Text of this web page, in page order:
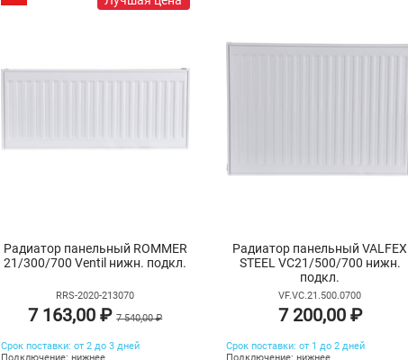
Радиатор панельный ROMMER
21/300/700 Ventil нижн. подкл.
RRS-2020-213070
7 163,00 ₽7 540,00 ₽
Срок поставки: от 2 до 3 дней
Радиатор панельный VALFEX
STEEL VC21/500/700 нижн.
подкл.
VF.VC.21.500.0700
7 200,00 ₽
Срок поставки: от 1 до 2 дней